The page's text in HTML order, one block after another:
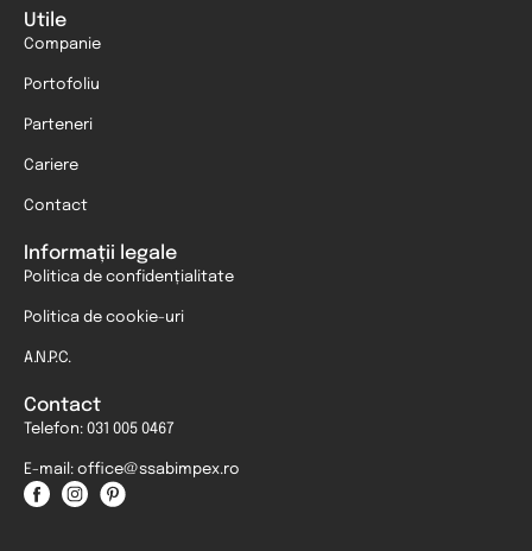
Utile
Companie
Portofoliu
Parteneri
Cariere
Contact
Informații legale
Politica de confidențialitate
Politica de cookie-uri
A.N.P.C.
Contact
Telefon: 031 005 0467
E-mail: office@ssabimpex.ro